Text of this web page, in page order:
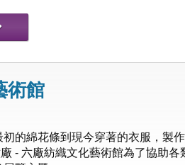
術館
的綿花條到現今穿著的衣服，製
- 六廠紡織文化藝術館為了協助